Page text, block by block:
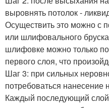
выровнять потолок -
Осуществить это можно с
или шлифовального
шлифовке можно только
первого слоя, что
Шаг 3: при сильных
потребоваться нанесение
Каждый последующий слой